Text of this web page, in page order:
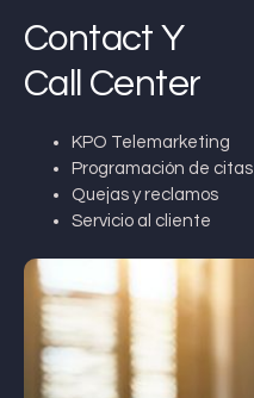
Contact Y
Call Center
KPO Telemarketing
Programación de citas
Quejas y reclamos
Servicio al cliente